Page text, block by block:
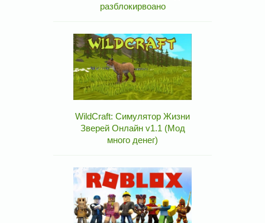
разблокирвоано
WildCraft: Симулятор Жизни
Зверей Онлайн v1.1 (Мод
много денег)